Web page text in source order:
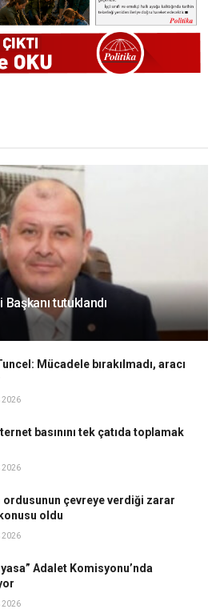
tutuklandı
Mücadele bırakılmadı, aracı
2026
basınını tek çatıda toplamak
2026
ordusunun çevreye verdiği zarar
oldu
2026
Adalet Komisyonu’nda
2026